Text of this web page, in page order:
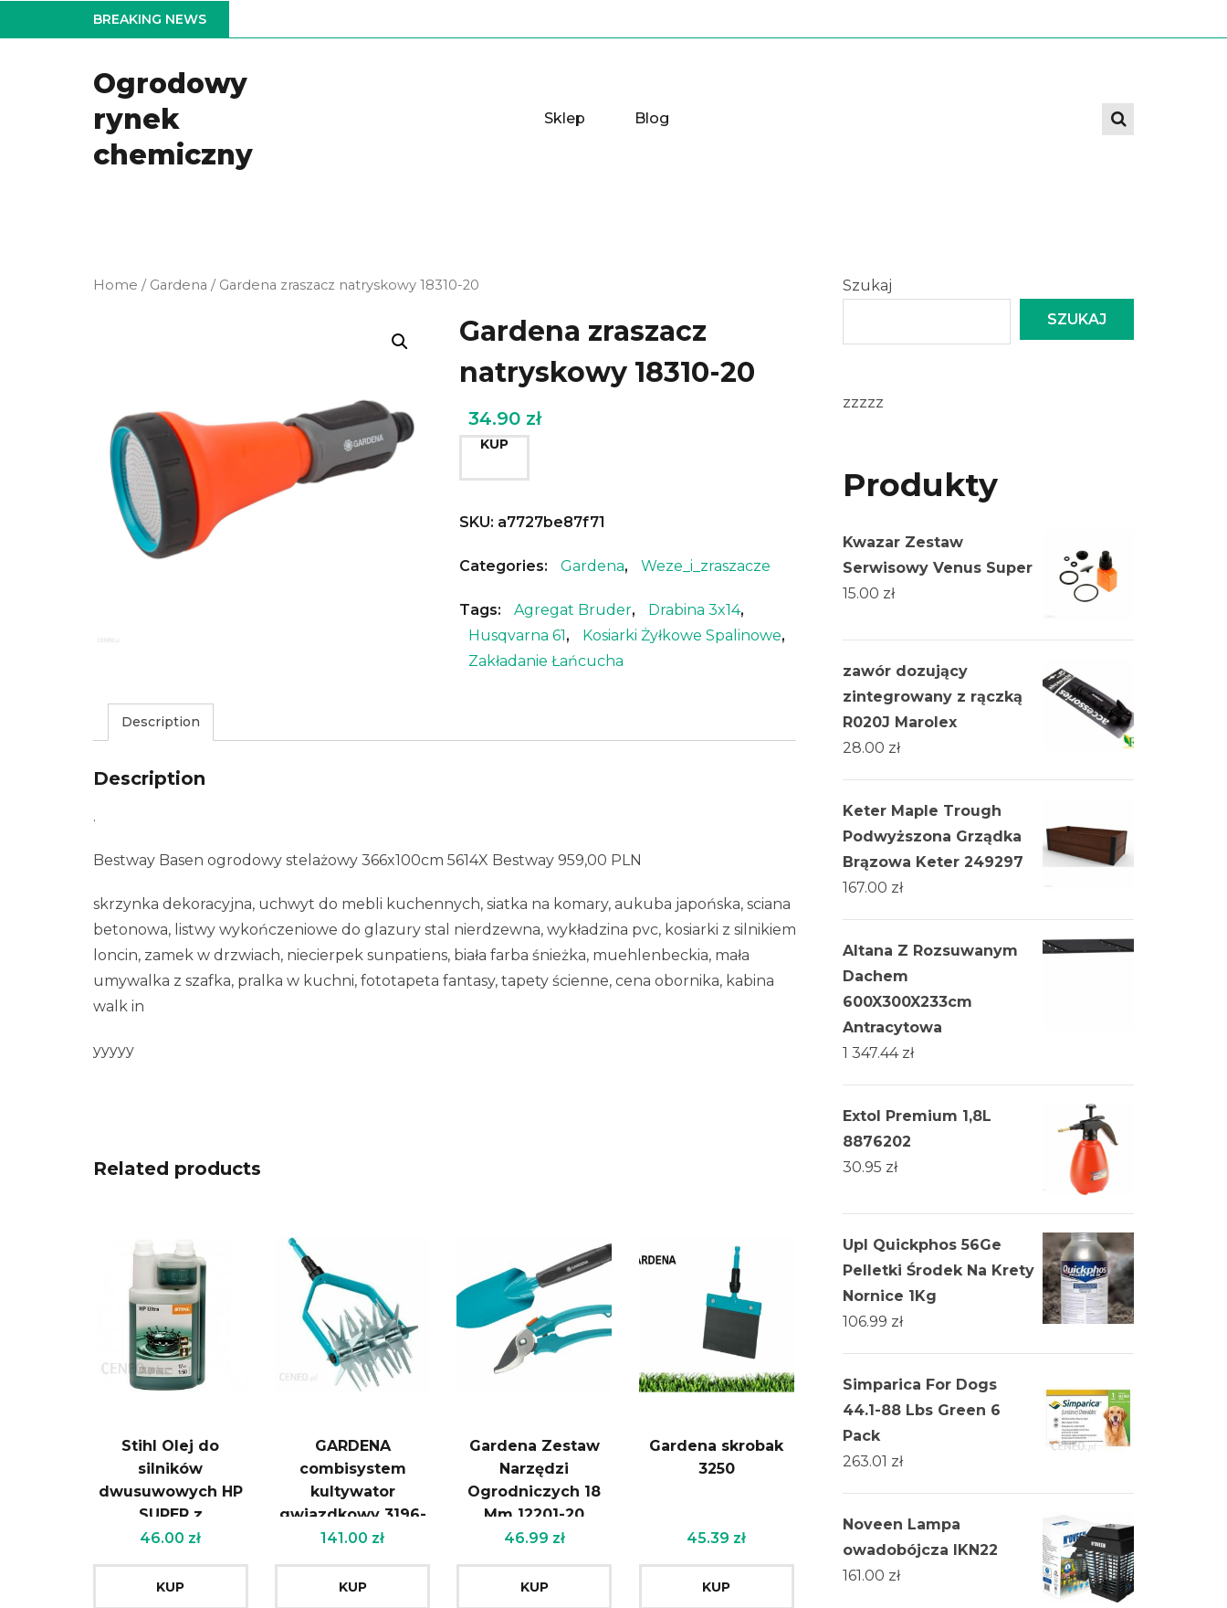
to
BREAKING NEWS
Ogrodowy
rynek
chemiczny
Sklep Blog
Home / Gardena / Gardena zraszacz natryskowy 18310-20
Gardena zraszacz
natryskowy 18310-20
34.90 zł
KUP
SKU: a7727be87f71
Categories: Gardena, Weze_i_zraszacze
Tags: Agregat Bruder, Drabina 3x14,
Husqvarna 61, Kosiarki Żyłkowe Spalinowe,
Zakładanie Łańcucha
Description
Description
.
Bestway Basen ogrodowy stelażowy 366x100cm 5614X Bestway 959,00 PLN
skrzynka dekoracyjna, uchwyt do mebli kuchennych, siatka na komary, aukuba japońska, sciana
betonowa, listwy wykończeniowe do glazury stal nierdzewna, wykładzina pvc, kosiarki z silnikiem
loncin, zamek w drzwiach, niecierpek sunpatiens, biała farba śnieżka, muehlenbeckia, mała
umywalka z szafka, pralka w kuchni, fototapeta fantasy, tapety ścienne, cena obornika, kabina
walk in
yyyyy
Related products
Stihl Olej do
silników
dwusuwowych HP
SUPER z
dozownikiem 1 l
(na 50l paliwa) 0781
319 8061
46.00 zł
KUP
GARDENA
combisystem
kultywator
gwiazdkowy 3196-
20
141.00 zł
KUP
Gardena Zestaw
Narzędzi
Ogrodniczych 18
Mm 12201-20
46.99 zł
KUP
Gardena skrobak
3250
45.39 zł
KUP
Szukaj
SZUKAJ
zzzzz
Produkty
Kwazar Zestaw
Serwisowy Venus Super
15.00 zł
zawór dozujący
zintegrowany z rączką
R020J Marolex
28.00 zł
Keter Maple Trough
Podwyższona Grządka
Brązowa Keter 249297
167.00 zł
Altana Z Rozsuwanym
Dachem
600X300X233cm
Antracytowa
1 347.44 zł
Extol Premium 1,8L
8876202
30.95 zł
Upl Quickphos 56Ge
Pelletki Środek Na Krety
Nornice 1Kg
106.99 zł
Simparica For Dogs
44.1-88 Lbs Green 6
Pack
263.01 zł
Noveen Lampa
owadobójcza IKN22
161.00 zł